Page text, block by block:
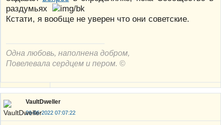
раздумьях
Кстати, я вообще не уверен что они советские.
Одна любовь, наполнена добром,
Повелевала сердцем и пером. ©
VaultDweller
26-06-2022 07:07:22